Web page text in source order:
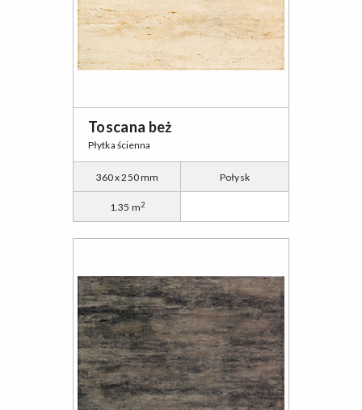
Toscana beż
Płytka ścienna
360 x 250 mm Połysk
1.35 m2